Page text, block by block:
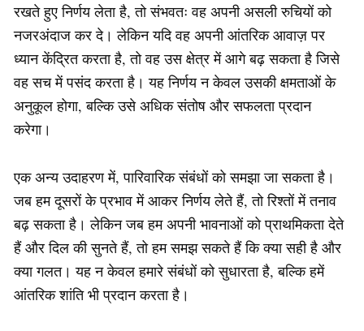
रखते हुए निर्णय लेता है, तो संभवतः वह अपनी असली रुचियों को
नजरअंदाज कर दे। लेकिन यदि वह अपनी आंतरिक आवाज़ पर
ध्यान केंद्रित करता है, तो वह उस क्षेत्र में आगे बढ़ सकता है जिसे
वह सच में पसंद करता है। यह निर्णय न केवल उसकी क्षमताओं के
अनुकूल होगा, बल्कि उसे अधिक संतोष और सफलता प्रदान
करेगा।
एक अन्य उदाहरण में, पारिवारिक संबंधों को समझा जा सकता है।
जब हम दूसरों के प्रभाव में आकर निर्णय लेते हैं, तो रिश्तों में तनाव
बढ़ सकता है। लेकिन जब हम अपनी भावनाओं को प्राथमिकता देते
हैं और दिल की सुनते हैं, तो हम समझ सकते हैं कि क्या सही है और
क्या गलत। यह न केवल हमारे संबंधों को सुधारता है, बल्कि हमें
आंतरिक शांति भी प्रदान करता है।